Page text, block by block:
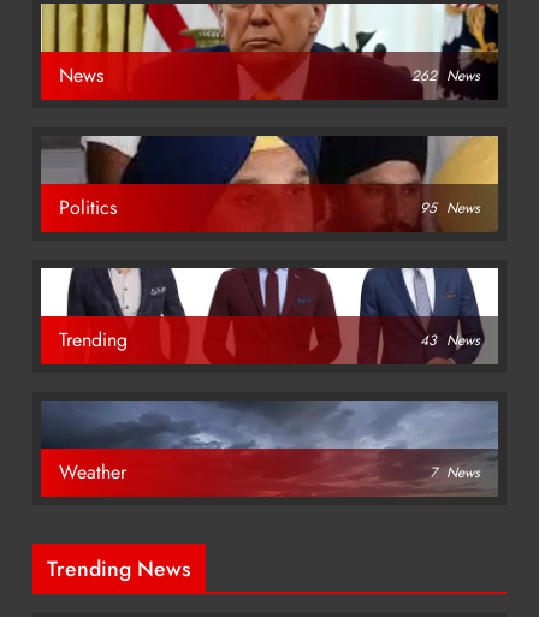
News 262 News
Politics 95 News
Trending 43 News
Weather 7 News
Trending News